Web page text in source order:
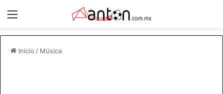
Menú
Inicio / Música